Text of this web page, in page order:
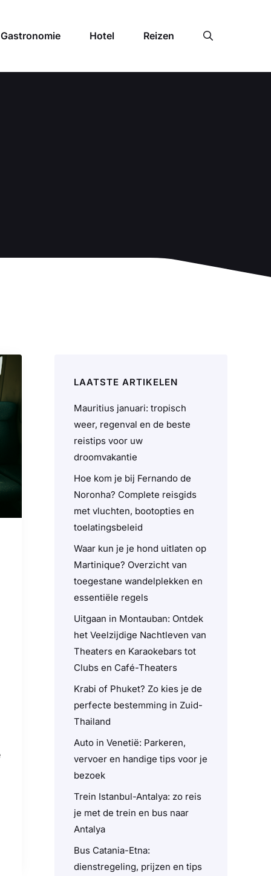
Gastronomie Hotel Reizen
LAATSTE ARTIKELEN
Mauritius januari: tropisch
weer, regenval en de beste
reistips voor uw
droomvakantie
Hoe kom je bij Fernando de
Noronha? Complete reisgids
met vluchten, bootopties en
toelatingsbeleid
Waar kun je je hond uitlaten op
Martinique? Overzicht van
toegestane wandelplekken en
essentiële regels
Uitgaan in Montauban: Ontdek
het Veelzijdige Nachtleven van
Theaters en Karaokebars tot
Clubs en Café-Theaters
Krabi of Phuket? Zo kies je de
perfecte bestemming in Zuid-
Thailand
Auto in Venetië: Parkeren,
vervoer en handige tips voor je
bezoek
Trein Istanbul-Antalya: zo reis
je met de trein en bus naar
Antalya
Bus Catania-Etna:
dienstregeling, prijzen en tips